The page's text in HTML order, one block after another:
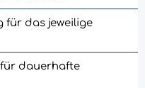
für das jeweilige
dauerhafte